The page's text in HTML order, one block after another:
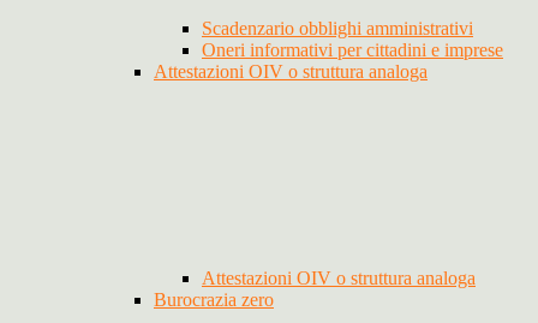
Scadenzario obblighi amministrativi
Oneri informativi per cittadini e imprese
Attestazioni OIV o struttura analoga
Attestazioni OIV o struttura analoga
Burocrazia zero